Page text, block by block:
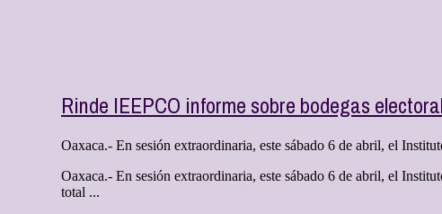
Rinde IEEPCO informe sobre bodegas
Oaxaca.- En sesión extraordinaria, este sábado 6 de abril, el
Oaxaca.- En sesión extraordinaria, este sábado 6 de abril, el
total ...